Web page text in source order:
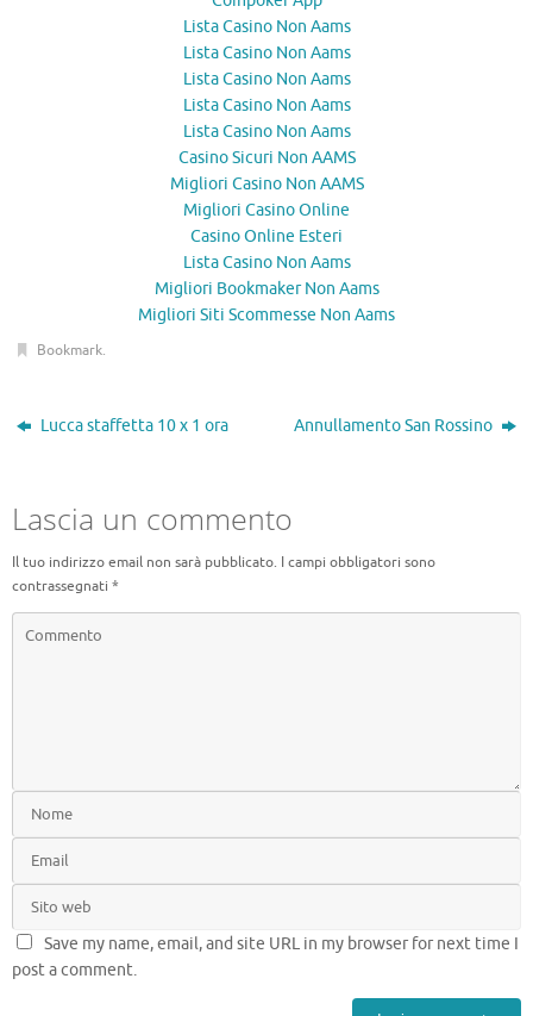
Lista Casino Non Aams
Lista Casino Non Aams
Lista Casino Non Aams
Lista Casino Non Aams
Lista Casino Non Aams
Casino Sicuri Non AAMS
Migliori Casino Non AAMS
Migliori Casino Online
Casino Online Esteri
Lista Casino Non Aams
Migliori Bookmaker Non Aams
Migliori Siti Scommesse Non Aams
Bookmark.
Lucca staffetta 10 x 1 ora Annullamento San Rossino
Lascia un commento
Il tuo indirizzo email non sarà pubblicato. I campi obbligatori sono
contrassegnati *
Save my name, email, and site URL in my browser for next time I
post a comment.